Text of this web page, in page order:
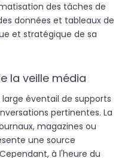
des tâches de
données et tableaux de
et stratégique de sa
la veille média
éventail de supports
pertinentes. La
magazines ou
une source
à l'heure du